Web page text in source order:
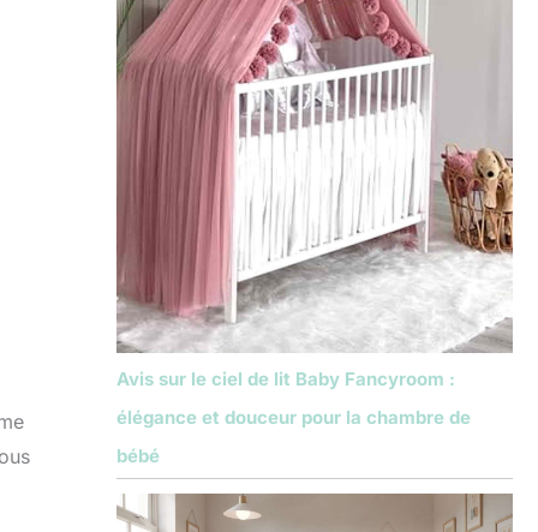
Avis sur le ciel de lit Baby Fancyroom :
élégance et douceur pour la chambre de
bébé